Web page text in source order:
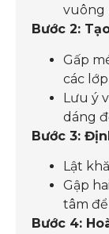
vuông
Bước 2:
Gấp
các
Lưu ý
dáng
Bước 3:
Lật
Gập
tâm
Bước 4: